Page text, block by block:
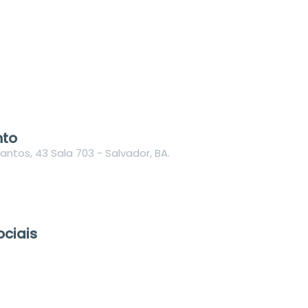
43 Sala 703 - Salvador, BA.